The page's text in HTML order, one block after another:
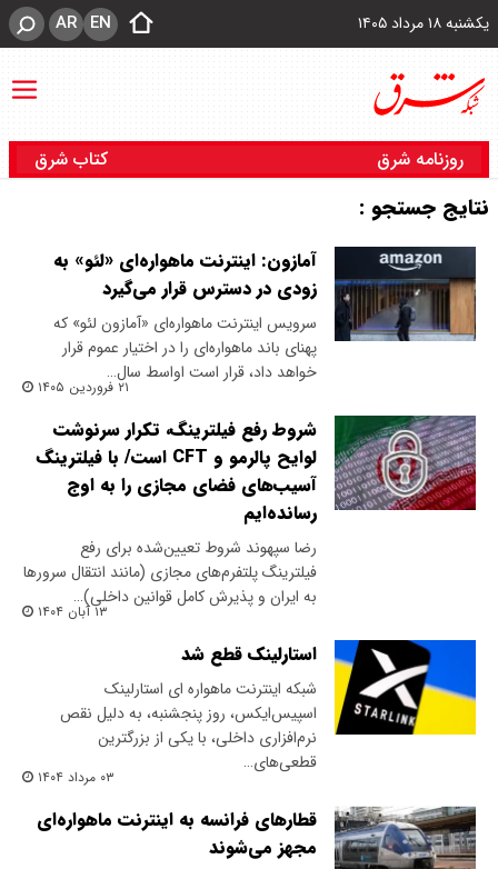
یکشنبه ۱۸ مرداد ۱۴۰۵ EN
AR
روزنامه شرق کتاب شرق
نتایج جستجو :
آمازون: اینترنت ماهواره‌ای «لئو» به
زودی در دسترس قرار می‌گیرد
سرویس اینترنت ماهواره‌ای «آمازون لئو» که
پهنای باند ماهواره‌ای را در اختیار عموم قرار
خواهد داد، قرار است اواسط سال…
۲۱ فروردین ۱۴۰۵
شروط رفع فیلترینگ، تکرار سرنوشت
لوایح پالرمو و CFT است/ با فیلترینگ
آسیب‌های فضای مجازی را به اوج
رسانده‌ایم
رضا سپهوند شروط تعیین‌شده برای رفع
فیلترینگ پلتفرم‌های مجازی (مانند انتقال سرورها
به ایران و پذیرش کامل قوانین داخلی)…
۱۳ آبان ۱۴۰۴
استارلینک قطع شد
شبکه اینترنت ماهواره ای استارلینک
اسپیس‌ایکس، روز پنجشنبه، به دلیل نقص
نرم‌افزاری داخلی، با یکی از بزرگترین
قطعی‌های…
۰۳ مرداد ۱۴۰۴
قطارهای فرانسه به اینترنت ماهواره‌ای
مجهز می‌شوند